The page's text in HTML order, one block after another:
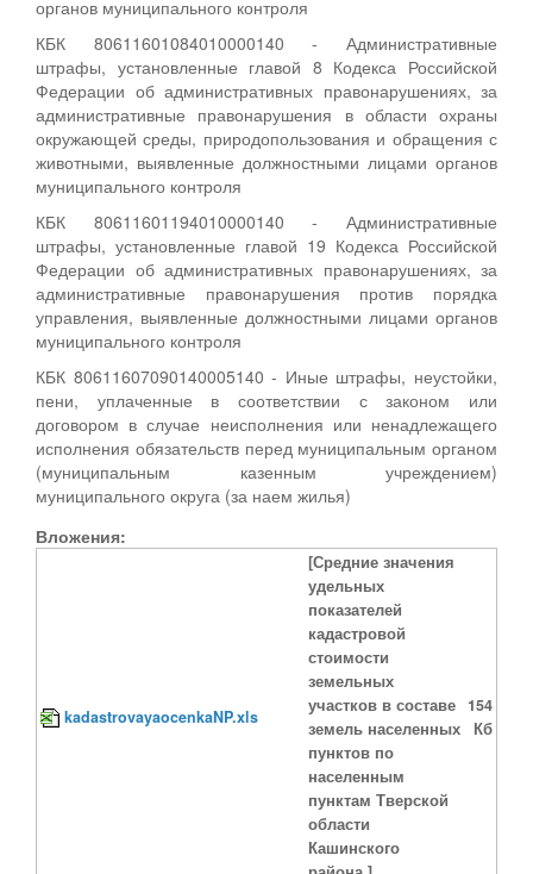
органов муниципального контроля
КБК 80611601084010000140 - Административные
штрафы, установленные главой 8 Кодекса Российской
Федерации об административных правонарушениях, за
административные правонарушения в области охраны
окружающей среды, природопользования и обращения с
животными, выявленные должностными лицами органов
муниципального контроля
КБК 80611601194010000140 - Административные
штрафы, установленные главой 19 Кодекса Российской
Федерации об административных правонарушениях, за
административные правонарушения против порядка
управления, выявленные должностными лицами органов
муниципального контроля
КБК 80611607090140005140 - Иные штрафы, неустойки,
пени, уплаченные в соответствии с законом или
договором в случае неисполнения или ненадлежащего
исполнения обязательств перед муниципальным органом
(муниципальным казенным учреждением)
муниципального округа (за наем жилья)
Вложения:
kadastrovayaocenkaNP.xls
[Средние значения
удельных
показателей
кадастровой
стоимости
земельных
участков в составе
земель населенных
пунктов по
населенным
пунктам Тверской
области
Кашинского
154
Кб